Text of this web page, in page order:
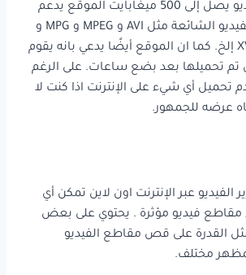
يمكنك تحميل فيديو يصل إلى 500 ميغابايت الموقع يدعم
جميع تنسيقات الفيديو الشائعة مثل AVI و MPEG و MPG و
MP4 و MOV و XVID إلخ. كما ان الموقع أيضًا يدعي بانه يقوم
تم تحميلها بعد بضع ساعات. على الرغم
تحميل أي شيء على الإنترنت اذا كنت لا
عرضه للجمهور.
الفيديو عبر الإنترنت اون لاين تمكن أي
فيديو مؤثرة . يحتوي على بعض
القدرة على قص مقاطع الفيديو
مختلف.